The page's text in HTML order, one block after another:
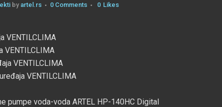
by artel.rs 0 Comments 0 Likes
VENTILCLIMA
VENTILCLIMA
VENTILCLIMA
VENTILCLIMA
pumpe voda-voda ARTEL HP-140HC Digital